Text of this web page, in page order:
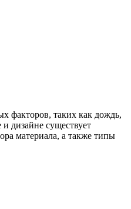
факторов, таких как дождь,
дизайне существует
материала, а также типы